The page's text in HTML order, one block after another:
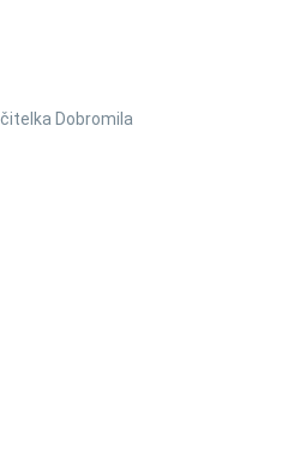
Dobromila